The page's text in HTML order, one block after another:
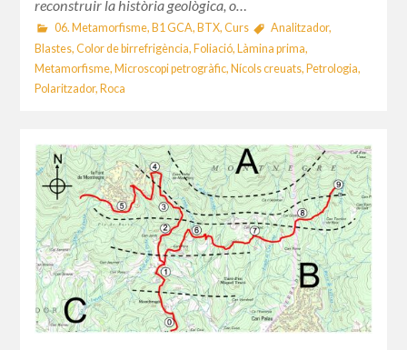
reconstruir la història geològica, o…
06. Metamorfisme, B1 GCA, BTX, Curs Analitzador,
Blastes,Color de birrefrigència, Foliació, Làmina prima,
Metamorfisme, Microscopi petrogràfic, Nícols creuats, Petrologia,
Polaritzador, Roca